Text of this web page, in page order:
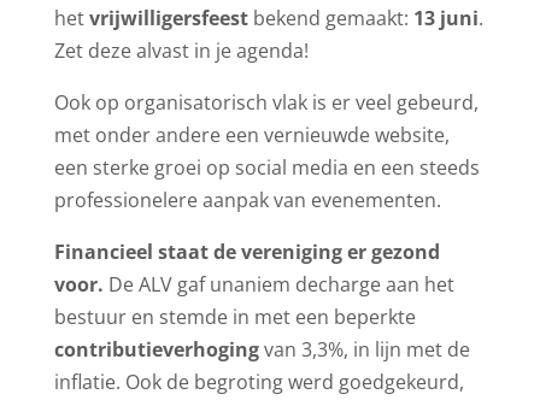
hetvrijwilligersfeestbekend gemaakt: 13 juni.
Zet deze alvast in je agenda!
Ook op organisatorisch vlak is er veel gebeurd,
met onder andere een vernieuwde website,
een sterke groei op social media en een steeds
professionelere aanpak van evenementen.
Financieel staat de vereniging er gezond
voor. De ALV gaf unaniem decharge aan het
bestuur en stemde in met een beperkte
contributieverhogingvan 3,3%, in lijn met de
inflatie. Ook de begroting werd goedgekeurd,